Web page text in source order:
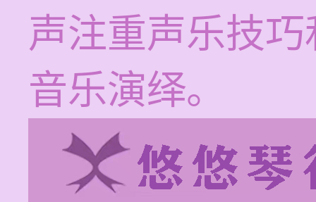
声注重声乐技
音乐演绎。